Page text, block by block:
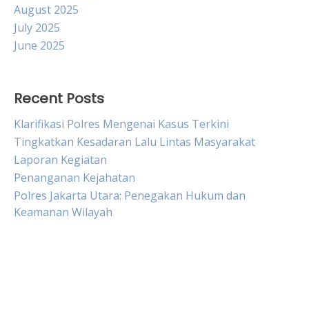
August 2025
July 2025
June 2025
Recent Posts
Klarifikasi Polres Mengenai Kasus Terkini
Tingkatkan Kesadaran Lalu Lintas Masyarakat
Laporan Kegiatan
Penanganan Kejahatan
Polres Jakarta Utara: Penegakan Hukum dan
Keamanan Wilayah